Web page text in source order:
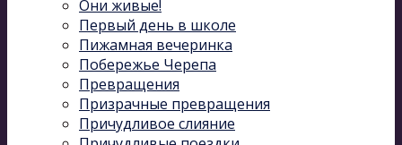
Они живые!
Первый день в школе
Пижамная вечеринка
Побережье Черепа
Превращения
Призрачные превращения
Причудливое слияние